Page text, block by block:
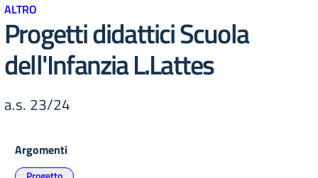
ALTRO
Progetti didattici Scuola
dell'Infanzia L.Lattes
a.s. 23/24
Argomenti